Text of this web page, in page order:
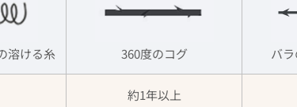
溶ける糸 360度のコグ バ
約1年以上